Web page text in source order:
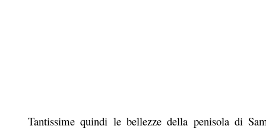
Tantissime quindi le bellezze della penisola di